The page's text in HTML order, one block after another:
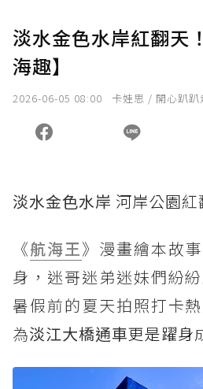
淡水金色水岸紅翻天
海趣】
2026-06-05 08:00 卡娃思 / 開心趴趴
淡水金色水岸 河岸公園紅
《航海王》漫畫繪本故
身，迷哥迷弟迷妹們紛
暑假前的夏天拍照打卡
為淡江大橋通車更是躍身